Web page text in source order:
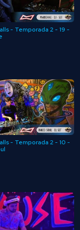
- Temporada 2 - 19 -
- Temporada 2 - 10 -